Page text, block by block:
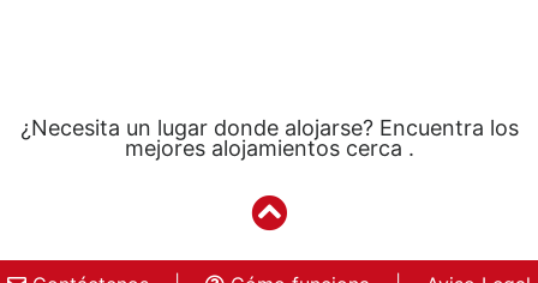
¿Necesita un lugar donde alojarse? Encuentra los
mejores alojamientos cerca .